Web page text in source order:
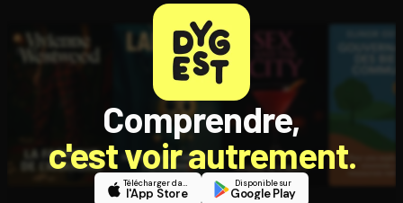
Comprendre,
c'est voir autrement.
Télécharger dans
l'App Store
Disponible sur
Google Play